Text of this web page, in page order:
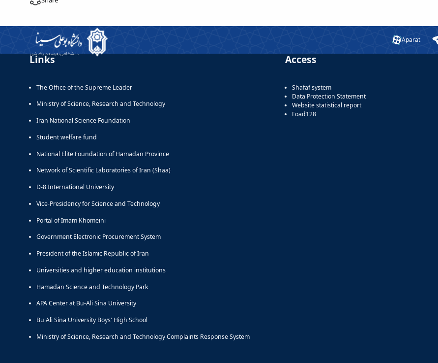
Aparat
Links
The Office of the Supreme Leader
Ministry of Science, Research and Technology
Iran National Science Foundation
Student welfare fund
National Elite Foundation of Hamadan Province
Network of Scientific Laboratories of Iran (Shaa)
D-8 International University
Vice-Presidency for Science and Technology
Portal of Imam Khomeini
Government Electronic Procurement System
President of the Islamic Republic of Iran
Universities and higher education institutions
Hamadan Science and Technology Park
APA Center at Bu-Ali Sina University
Bu Ali Sina University Boys' High School
Ministry of Science, Research and Technology Complaints Response System
Access
Shafaf system
Data Protection Statement
Website statistical report
Foad128